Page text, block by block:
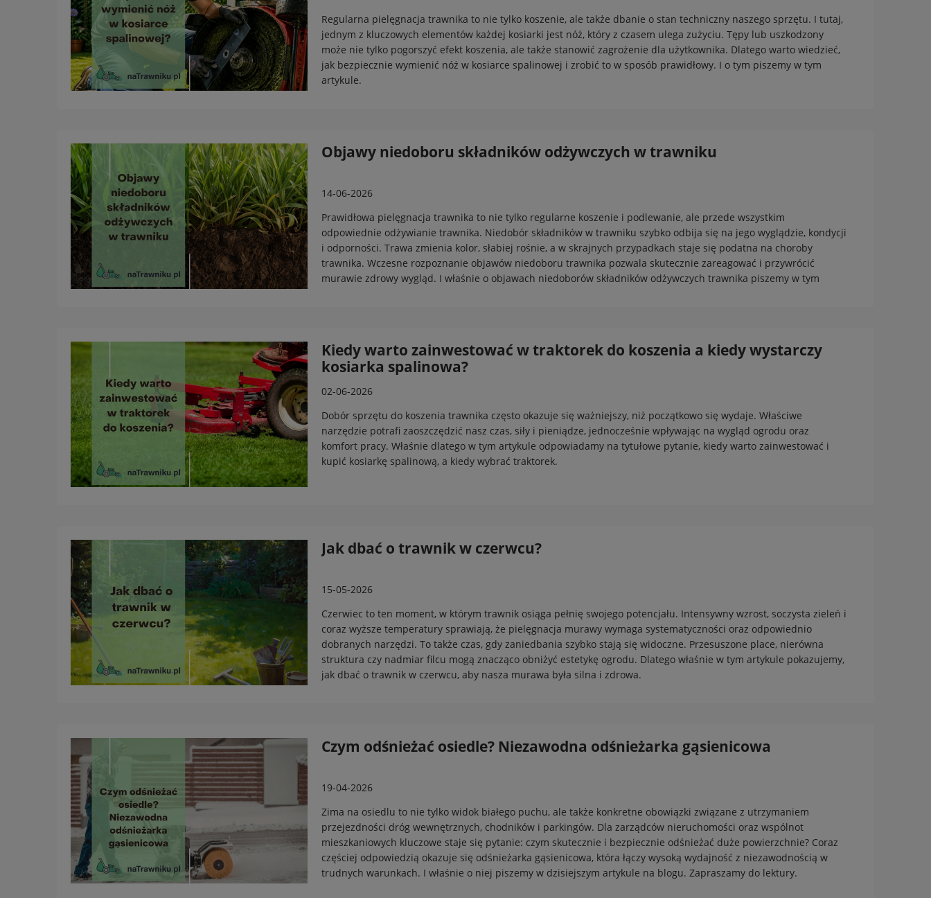
Regularna pielęgnacja trawnika to nie tylko koszenie, ale także dbanie o stan techniczny naszego sprzętu. I tutaj,
jednym z kluczowych elementów każdej kosiarki jest nóż, który z czasem ulega zużyciu. Tępy lub uszkodzony
może nie tylko pogorszyć efekt koszenia, ale także stanowić zagrożenie dla użytkownika. Dlatego warto wiedzieć,
jak bezpiecznie wymienić nóż w kosiarce spalinowej i zrobić to w sposób prawidłowy. I o tym piszemy w tym
artykule.
Objawy niedoboru składników odżywczych w trawniku
14-06-2026
Prawidłowa pielęgnacja trawnika to nie tylko regularne koszenie i podlewanie, ale przede wszystkim
odpowiednie odżywianie trawnika. Niedobór składników w trawniku szybko odbija się na jego wyglądzie, kondycji
i odporności. Trawa zmienia kolor, słabiej rośnie, a w skrajnych przypadkach staje się podatna na choroby
trawnika. Wczesne rozpoznanie objawów niedoboru trawnika pozwala skutecznie zareagować i przywrócić
murawie zdrowy wygląd. I właśnie o objawach niedoborów składników odżywczych trawnika piszemy w tym
Kiedy warto zainwestować w traktorek do koszenia a kiedy wystarczy
kosiarka spalinowa?
02-06-2026
Dobór sprzętu do koszenia trawnika często okazuje się ważniejszy, niż początkowo się wydaje. Właściwe
narzędzie potrafi zaoszczędzić nasz czas, siły i pieniądze, jednocześnie wpływając na wygląd ogrodu oraz
komfort pracy. Właśnie dlatego w tym artykule odpowiadamy na tytułowe pytanie, kiedy warto zainwestować i
kupić kosiarkę spalinową, a kiedy wybrać traktorek.
Jak dbać o trawnik w czerwcu?
15-05-2026
Czerwiec to ten moment, w którym trawnik osiąga pełnię swojego potencjału. Intensywny wzrost, soczysta zieleń i
coraz wyższe temperatury sprawiają, że pielęgnacja murawy wymaga systematyczności oraz odpowiednio
dobranych narzędzi. To także czas, gdy zaniedbania szybko stają się widoczne. Przesuszone place, nierówna
struktura czy nadmiar filcu mogą znacząco obniżyć estetykę ogrodu. Dlatego właśnie w tym artykule pokazujemy,
jak dbać o trawnik w czerwcu, aby nasza murawa była silna i zdrowa.
Czym odśnieżać osiedle? Niezawodna odśnieżarka gąsienicowa
19-04-2026
Zima na osiedlu to nie tylko widok białego puchu, ale także konkretne obowiązki związane z utrzymaniem
przejezdności dróg wewnętrznych, chodników i parkingów. Dla zarządców nieruchomości oraz wspólnot
mieszkaniowych kluczowe staje się pytanie: czym skutecznie i bezpiecznie odśnieżać duże powierzchnie? Coraz
częściej odpowiedzią okazuje się odśnieżarka gąsienicowa, która łączy wysoką wydajność z niezawodnością w
trudnych warunkach. I właśnie o niej piszemy w dzisiejszym artykule na blogu. Zapraszamy do lektury.